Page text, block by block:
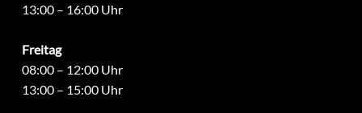
13:00 – 16:00 Uhr
Freitag
08:00 – 12:00 Uhr
13:00 – 15:00 Uhr